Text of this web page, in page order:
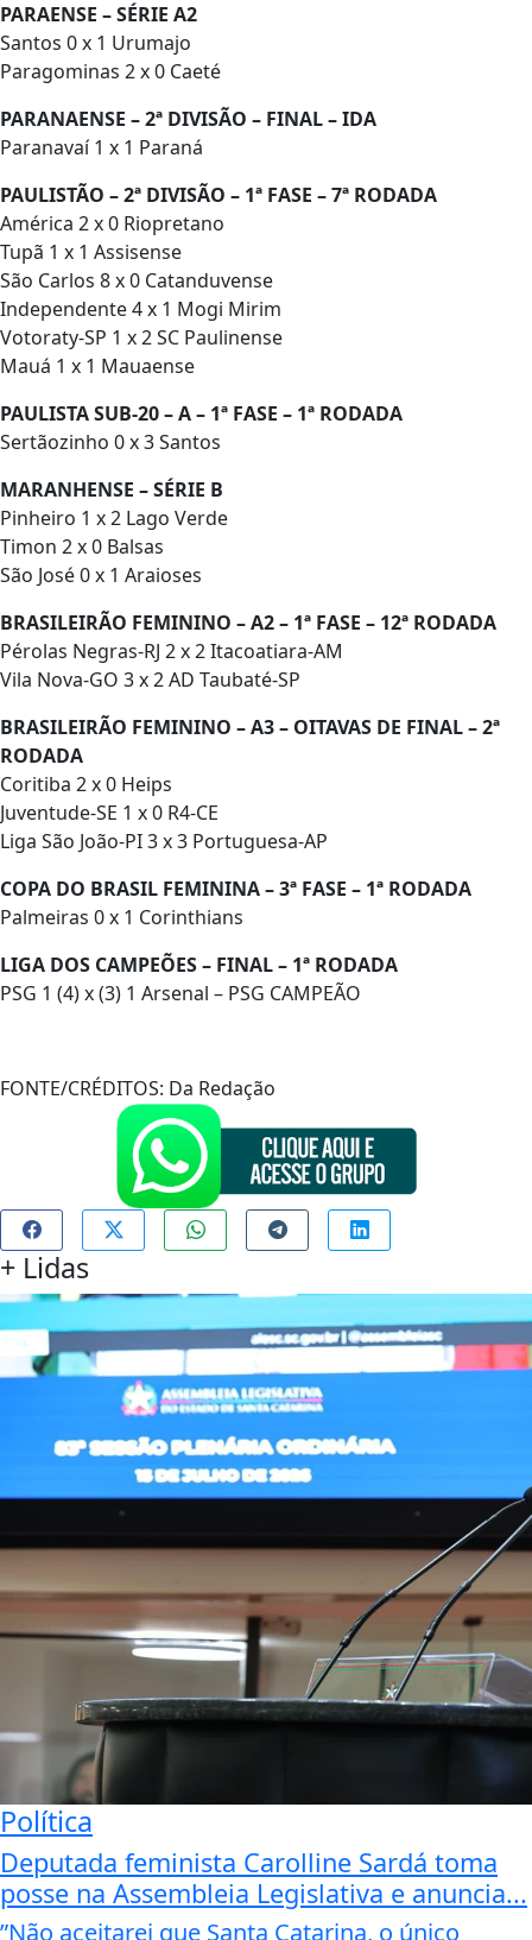
PARAENSE – SÉRIE A2
Santos 0 x 1 Urumajo
Paragominas 2 x 0 Caeté
PARANAENSE – 2ª DIVISÃO – FINAL – IDA
Paranavaí 1 x 1 Paraná
PAULISTÃO – 2ª DIVISÃO – 1ª FASE – 7ª RODADA
América 2 x 0 Riopretano
Tupã 1 x 1 Assisense
São Carlos 8 x 0 Catanduvense
Independente 4 x 1 Mogi Mirim
Votoraty-SP 1 x 2 SC Paulinense
Mauá 1 x 1 Mauaense
PAULISTA SUB-20 – A – 1ª FASE – 1ª RODADA
Sertãozinho 0 x 3 Santos
MARANHENSE – SÉRIE B
Pinheiro 1 x 2 Lago Verde
Timon 2 x 0 Balsas
São José 0 x 1 Araioses
BRASILEIRÃO FEMININO – A2 – 1ª FASE – 12ª RODADA
Pérolas Negras-RJ 2 x 2 Itacoatiara-AM
Vila Nova-GO 3 x 2 AD Taubaté-SP
BRASILEIRÃO FEMININO – A3 – OITAVAS DE FINAL – 2ª
RODADA
Coritiba 2 x 0 Heips
Juventude-SE 1 x 0 R4-CE
Liga São João-PI 3 x 3 Portuguesa-AP
COPA DO BRASIL FEMININA – 3ª FASE – 1ª RODADA
Palmeiras 0 x 1 Corinthians
LIGA DOS CAMPEÕES – FINAL – 1ª RODADA
PSG 1 (4) x (3) 1 Arsenal – PSG CAMPEÃO
FONTE/CRÉDITOS: Da Redação
+ Lidas
Política
Deputada feminista Carolline Sardá toma
posse na Assembleia Legislativa e anuncia...
”Não aceitarei que Santa Catarina, o único